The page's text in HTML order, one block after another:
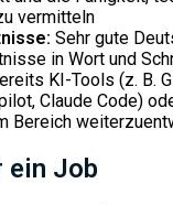
vermitteln
Sehr gute
in Wort und
KI-Tools (z. B.
Claude Code)
Bereich
ein Job